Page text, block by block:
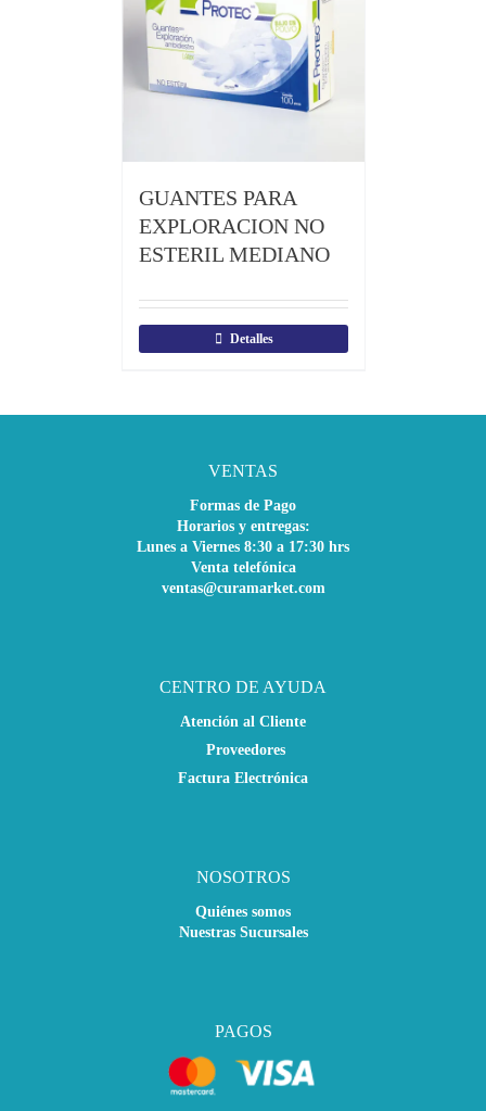
GUANTES PARA
EXPLORACION NO
ESTERIL MEDIANO
Detalles
VENTAS
Formas de Pago
Horarios y entregas:
Lunes a Viernes 8:30 a 17:30 hrs
Venta telefónica
ventas@curamarket.com
CENTRO DE AYUDA
Atención al Cliente
Proveedores
Factura Electrónica
NOSOTROS
Quiénes somos
Nuestras Sucursales
PAGOS